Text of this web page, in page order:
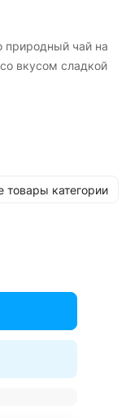
природный чай на
вкусом сладкой
товары категории